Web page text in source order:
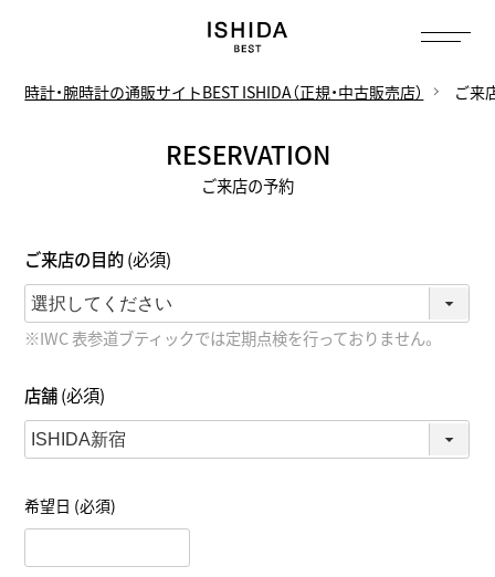
時計・腕時計の通販サイトBEST ISHIDA（正規・中古販売店） ご来
RESERVATION
ご来店の予約
ご来店の目的(必須)
※IWC 表参道ブティックでは定期点検を行っておりません。
店舗(必須)
希望日 (必須)
へ